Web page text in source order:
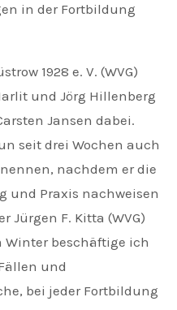
in der Fortbildung
1928 e. V. (WVG)
und Jörg Hillenberg
Jansen dabei.
seit drei Wochen auch
nachdem er die
und Praxis nachweisen
Jürgen F. Kitta (WVG)
beschäftige ich
und
bei jeder Fortbildung